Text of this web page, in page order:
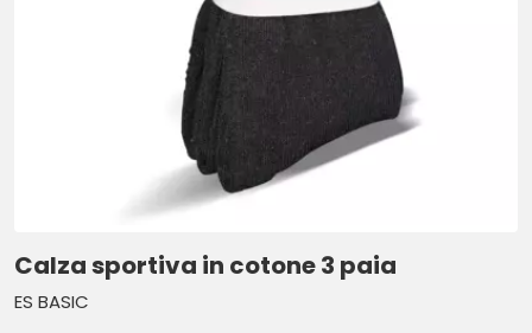
Calza sportiva in cotone 3 paia
ES BASIC